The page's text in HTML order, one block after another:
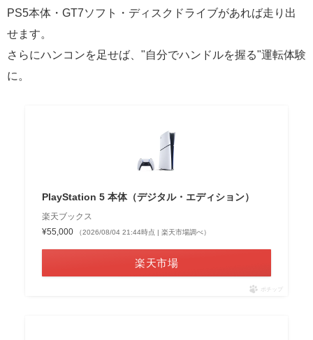
PS5本体・GT7ソフト・ディスクドライブがあれば走り出
せます。
さらにハンコンを足せば、"自分でハンドルを握る"運転体験
に。
PlayStation 5 本体（デジタル・エディション）
楽天ブックス
¥55,000
（2026/08/04 21:44時点 | 楽天市場調べ）
楽天市場
ポチップ